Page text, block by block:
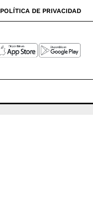
POLÍTICA DE PRIVACIDAD